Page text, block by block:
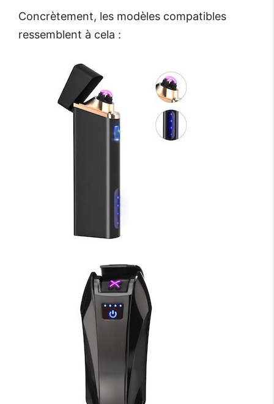
Concrètement, les modèles compatibles
ressemblent à cela :